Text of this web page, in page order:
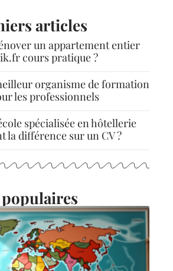
articles
un appartement entier
cours pratique ?
organisme de formation
les professionnels
spécialisée en hôtellerie
la différence sur un CV ?